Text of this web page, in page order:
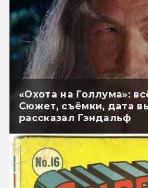
«Охота на Голлума»:
Сюжет, съёмки, дата
рассказал Гэндальф